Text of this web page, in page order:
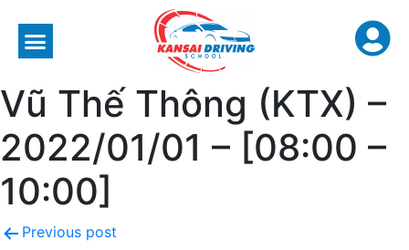
Vũ Thế Thông (KTX) –
2022/01/01 – [08:00 –
10:00]
Previous post